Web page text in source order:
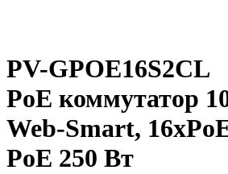
PV-GPOE16S2CL
PoE коммутатор
Web-Smart,
PoE 250 Вт